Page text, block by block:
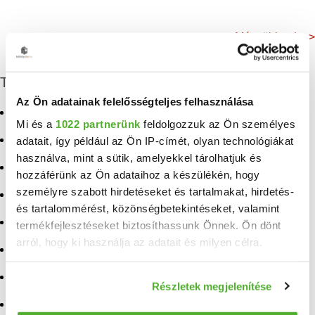
Az Ön adatainak felelősségteljes felhasználása
Mi és a 1022 partnerünk feldolgozzuk az Ön személyes
adatait, így például az Ön IP-címét, olyan technológiákat
használva, mint a sütik, amelyekkel tárolhatjuk és
hozzáférünk az Ön adataihoz a készülékén, hogy
személyre szabott hirdetéseket és tartalmakat, hirdetés-
és tartalommérést, közönségbetekintéseket, valamint
termékfejlesztéseket biztosíthassunk Önnek. Ön dönt
arról, hogy ki használja az adatait és milyen célra.
Információgyűjtés az Ön földrajzi elhelyezkedéséről
pár méteres pontossággal
Részletek megjelenítése
Még több adat >
További eladó ingatlanok
Eladó ikerház Szeged
Eladó sorház Szeged
Eladó ház Szeged
Eladó ingatlan Nyírmihálydi
Eladó ingatlan Röszke
Eladó ingatlan Székkutas
Eladó ingatlan Ilk
Eladó ingatlan Deszk
Eladó ingatlan Bököny
Eladó ingatlan Jánkmajtis
Aranyosapáti